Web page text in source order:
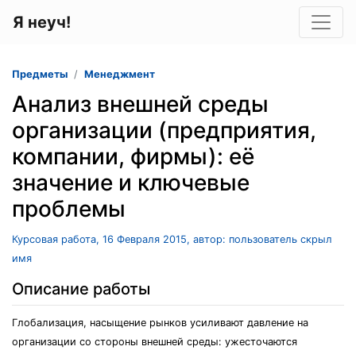
Я неуч!
Предметы Менеджмент
Анализ внешней среды
организации (предприятия,
компании, фирмы): её
значение и ключевые
проблемы
Курсовая работа, 16 Февраля 2015, автор: пользователь скрыл
имя
Описание работы
Глобализация, насыщение рынков усиливают давление на
организации со стороны внешней среды: ужесточаются